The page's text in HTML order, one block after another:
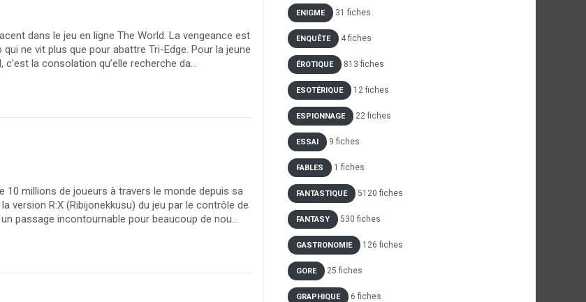
dans le jeu en ligne The World. La vengeance est
ne vit plus que pour abattre Tri-Edge. Pour la jeune
la consolation qu’elle recherche da...
10 millions de joueurs à travers le monde depuis sa
version R:X (Ribijonekkusu) du jeu par le contrôle de
passage incontournable pour beaucoup de nou...
ENIGME 31 fiches
ENQUÊTE 4 fiches
ÉROTIQUE 813 fiches
ESOTÉRIQUE 12 fiches
ESPIONNAGE 22 fiches
ESSAI 9 fiches
FABLES 1 fiches
FANTASTIQUE 5120 fiches
FANTASY 530 fiches
GASTRONOMIE 126 fiches
GORE 25 fiches
GRAPHIQUE 6 fiches